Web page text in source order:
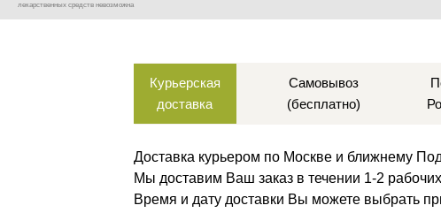
лекарственных средств невозможна
Курьерская
доставка
Самовывоз
(бесплатно)
Доставка курьером по Москве и ближнему
Мы доставим Ваш заказ в течении 1-2
Время и дату доставки Вы можете выбрать